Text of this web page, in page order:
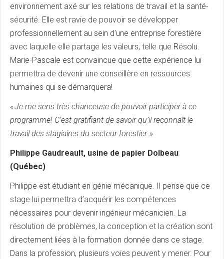
environnement axé sur les relations de travail et la santé-
sécurité. Elle est ravie de pouvoir se développer
professionnellement au sein d’une entreprise forestière
avec laquelle elle partage les valeurs, telle que Résolu.
Marie-Pascale est convaincue que cette expérience lui
permettra de devenir une conseillère en ressources
humaines qui se démarquera!
« Je me sens très chanceuse de pouvoir participer à ce
programme! C’est gratifiant de savoir qu’il reconnaît le
travail des stagiaires du secteur forestier. »
Philippe Gaudreault, usine de papier Dolbeau
(Québec)
Philippe est étudiant en génie mécanique. Il pense que ce
stage lui permettra d’acquérir les compétences
nécessaires pour devenir ingénieur mécanicien. La
résolution de problèmes, la conception et la création sont
directement liées à la formation donnée dans ce stage.
Dans la profession, plusieurs voies peuvent y mener. Pour